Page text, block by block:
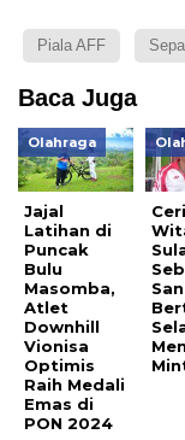
Piala AFF
Baca Juga
Olahraga
Jajal
Latihan di
Puncak
Bulu
Masomba,
Atlet
Downhill
Vionisa
Optimis
Raih Medali
Emas di
PON 2024